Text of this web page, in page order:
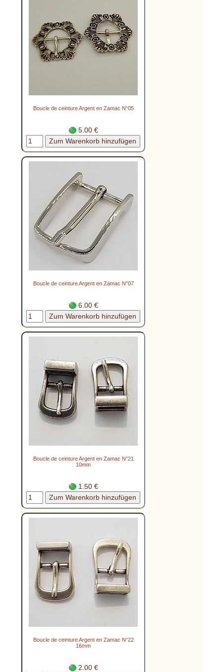
Boucle de ceinture Argent en Zamac N°05
5.00 €
Boucle de ceinture Argent en Zamac N°07
6.00 €
Boucle de ceinture Argent en Zamac N°21
10mm
1.50 €
Boucle de ceinture Argent en Zamac N°22
16mm
2.00 €